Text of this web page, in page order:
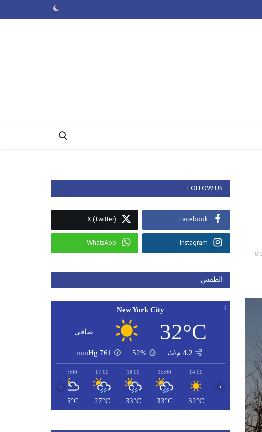
FOLLOW US
Facebook
X (Twitter)
Instagram
WhatsApp
الطقس
New York City
32°C صافي
4.2 م\ث 52%
761
mmHg
14:00
32°C
15:00
33°C
16:00
33°C
17:00
27°C
18:00
25°C
‹ ›